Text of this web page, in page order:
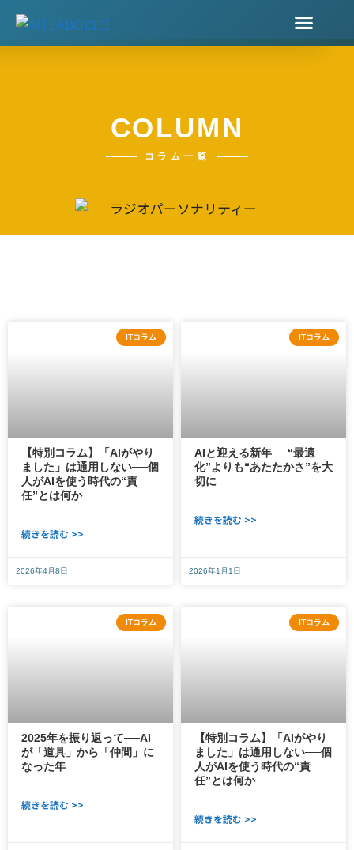
COLUMN
コラム一覧
ITコラム
【特別コラム】「AIがやり
ました」は通用しない──個
人がAIを使う時代の“責
任”とは何か
続きを読む >>
2026年4月8日
ITコラム
AIと迎える新年──“最適
化”よりも“あたたかさ”を大
切に
続きを読む >>
2026年1月1日
ITコラム
2025年を振り返って──AI
が「道具」から「仲間」に
なった年
続きを読む >>
ITコラム
【特別コラム】「AIがやり
ました」は通用しない──個
人がAIを使う時代の“責
任”とは何か
続きを読む >>